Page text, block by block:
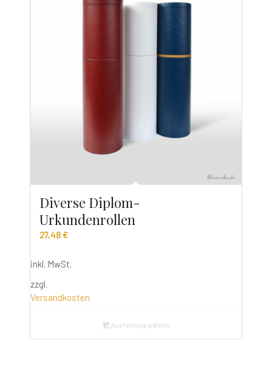
Diverse Diplom-
Urkundenrollen
27,48€
inkl. MwSt.
zzgl.
Versandkosten
Ausführung wählen